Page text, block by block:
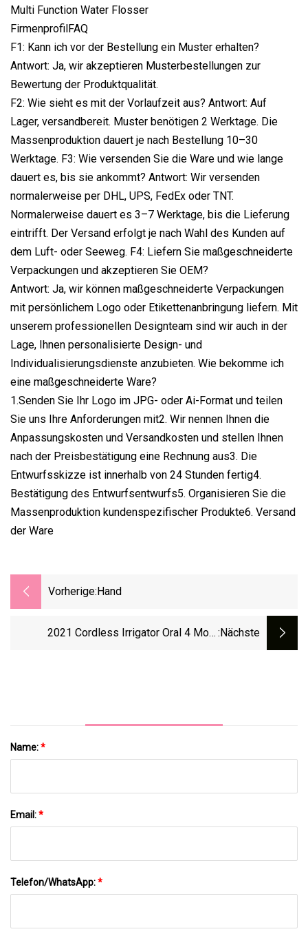
FirmenprofilFAQ
F1: Kann ich vor der Bestellung ein Muster erhalten?
Antwort: Ja, wir akzeptieren Musterbestellungen zur
Bewertung der Produktqualität.
F2: Wie sieht es mit der Vorlaufzeit aus? Antwort: Auf
Lager, versandbereit. Muster benötigen 2 Werktage. Die
Massenproduktion dauert je nach Bestellung 10–30
Werktage. F3: Wie versenden Sie die Ware und wie lange
dauert es, bis sie ankommt? Antwort: Wir versenden
normalerweise per DHL, UPS, FedEx oder TNT.
Normalerweise dauert es 3–7 Werktage, bis die Lieferung
eintrifft. Der Versand erfolgt je nach Wahl des Kunden auf
dem Luft- oder Seeweg. F4: Liefern Sie maßgeschneiderte
Verpackungen und akzeptieren Sie OEM?
Antwort: Ja, wir können maßgeschneiderte Verpackungen
mit persönlichem Logo oder Etikettenanbringung liefern. Mit
unserem professionellen Designteam sind wir auch in der
Lage, Ihnen personalisierte Design- und
Individualisierungsdienste anzubieten. Wie bekomme ich
eine maßgeschneiderte Ware?
1.Senden Sie Ihr Logo im JPG- oder Ai-Format und teilen
Sie uns Ihre Anforderungen mit2. Wir nennen Ihnen die
Anpassungskosten und Versandkosten und stellen Ihnen
nach der Preisbestätigung eine Rechnung aus3. Die
Entwurfsskizze ist innerhalb von 24 Stunden fertig4.
Bestätigung des Entwurfsentwurfs5. Organisieren Sie die
Massenproduktion kundenspezifischer Produkte6. Versand
der Ware
Vorherige: Hand
2021 Cordless Irrigator Oral 4 Modi :nächste
Name:*
Email:*
Telefon/WhatsApp:*